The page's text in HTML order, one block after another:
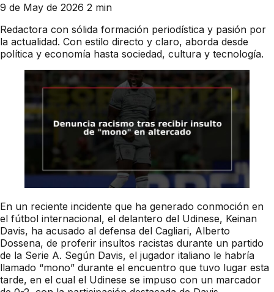
9 de May de 2026 2 min
Redactora con sólida formación periodística y pasión por
la actualidad. Con estilo directo y claro, aborda desde
política y economía hasta sociedad, cultura y tecnología.
En un reciente incidente que ha generado conmoción en
el fútbol internacional, el delantero del Udinese, Keinan
Davis, ha acusado al defensa del Cagliari, Alberto
Dossena, de proferir insultos racistas durante un partido
de la Serie A. Según Davis, el jugador italiano le habría
llamado “mono” durante el encuentro que tuvo lugar esta
tarde, en el cual el Udinese se impuso con un marcador